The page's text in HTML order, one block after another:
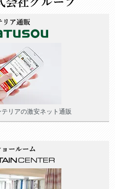
リアの激安ネット通販